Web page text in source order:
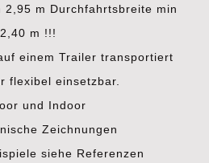
2,95 m Durchfahrtsbreite min
2,40 m !!!
einem Trailer transportiert
flexibel einsetzbar.
und Indoor
Zeichnungen
siehe Referenzen